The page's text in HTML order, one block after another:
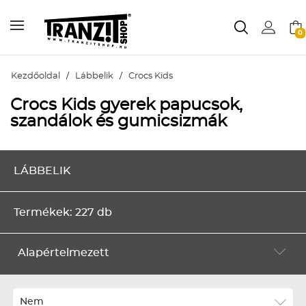
0
Kezdőoldal / Lábbelik / Crocs Kids
Crocs Kids gyerek papucsok,
szandálok és gumicsizmák
LÁBBELIK
Termékek: 227 db
Alapértelmezett
Alapértelmezett
Legújabbak
Nem